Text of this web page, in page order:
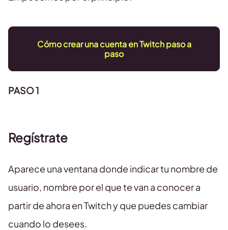
Cómo crear una cuenta en Twitch paso a
paso
PASO 1
Regístrate
Aparece una ventana donde indicar tu nombre de
usuario, nombre por el que te van a conocer a
partir de ahora en Twitch y que puedes cambiar
cuando lo desees.